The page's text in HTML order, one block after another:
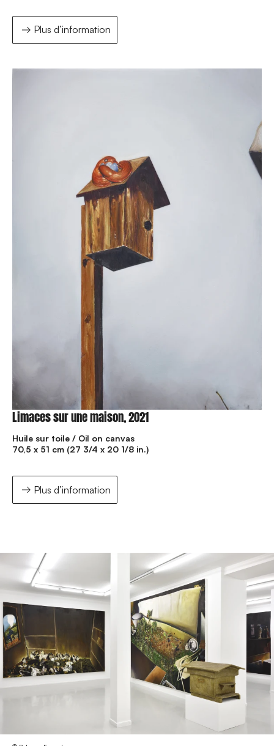
Plus d’information
Limaces sur une maison, 2021
Huile sur toile / Oil on canvas
70,5 x 51 cm (27 3/4 x 20 1/8 in.)
Plus d’information